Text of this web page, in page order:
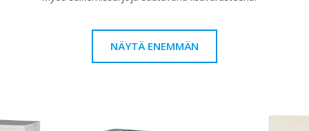
NÄYTÄ ENEMMÄN